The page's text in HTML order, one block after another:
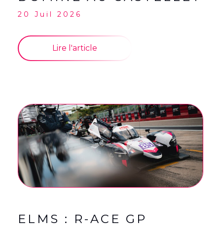
20 Juil 2026
Lire l'article
ELMS : R-ACE GP